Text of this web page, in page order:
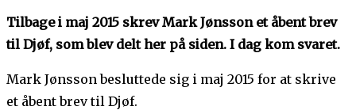
Tilbage i maj 2015 skrev Mark Jønsson et åbent brev
til Djøf, som blev delt her på siden. I dag kom svaret.
Mark Jønsson besluttede sig i maj 2015 for at skrive
et åbent brev til Djøf.